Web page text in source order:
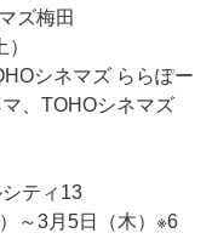
ズ梅田
シネマズ ららぽー
、TOHOシネマズ
ティ13
～3月5日（木）※6